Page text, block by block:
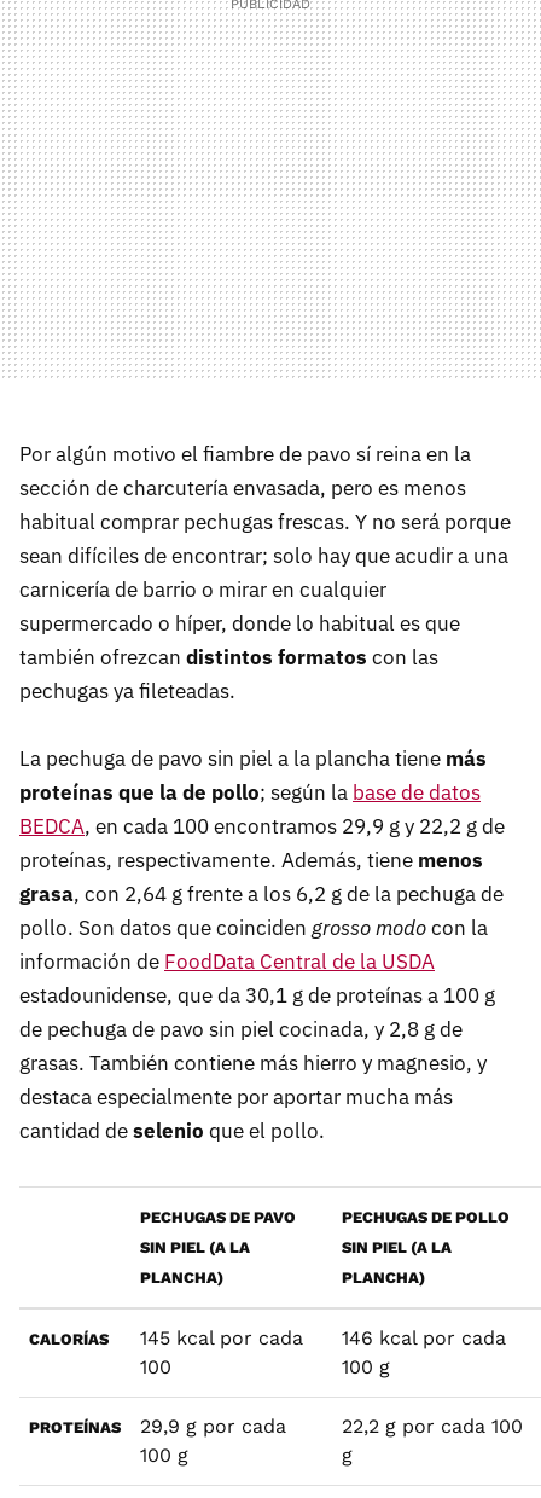
Por algún motivo el fiambre de pavo sí reina en la
sección de charcutería envasada, pero es menos
habitual comprar pechugas frescas. Y no será porque
sean difíciles de encontrar; solo hay que acudir a una
carnicería de barrio o mirar en cualquier
supermercado o híper, donde lo habitual es que
también ofrezcan distintos formatos con las
pechugas ya fileteadas.
La pechuga de pavo sin piel a la plancha tiene más
proteínas que la de pollo; según la base de datos
BEDCA, en cada 100 encontramos 29,9 g y 22,2 g de
proteínas, respectivamente. Además, tiene menos
grasa, con 2,64 g frente a los 6,2 g de la pechuga de
pollo. Son datos que coinciden grosso modocon la
información de FoodData Central de la USDA
estadounidense, que da 30,1 g de proteínas a 100 g
de pechuga de pavo sin piel cocinada, y 2,8 g de
grasas. También contiene más hierro y magnesio, y
destaca especialmente por aportar mucha más
cantidad deselenio que el pollo.
PECHUGAS DE PAVO
SIN PIEL (A LA
PLANCHA)
PECHUGAS DE POLLO
SIN PIEL (A LA
PLANCHA)
CALORÍAS
145 kcal por cada
100
146 kcal por cada
100 g
PROTEÍNAS
29,9 g por cada
100 g
22,2 g por cada 100
g